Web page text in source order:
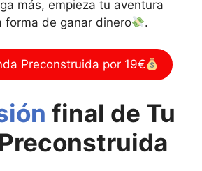
más, empieza tu aventura
forma de ganar dinero
.
Preconstruida por 19€
final de Tu